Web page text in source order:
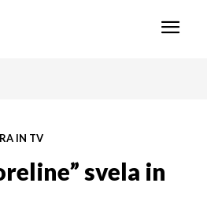
IN TV
svela in